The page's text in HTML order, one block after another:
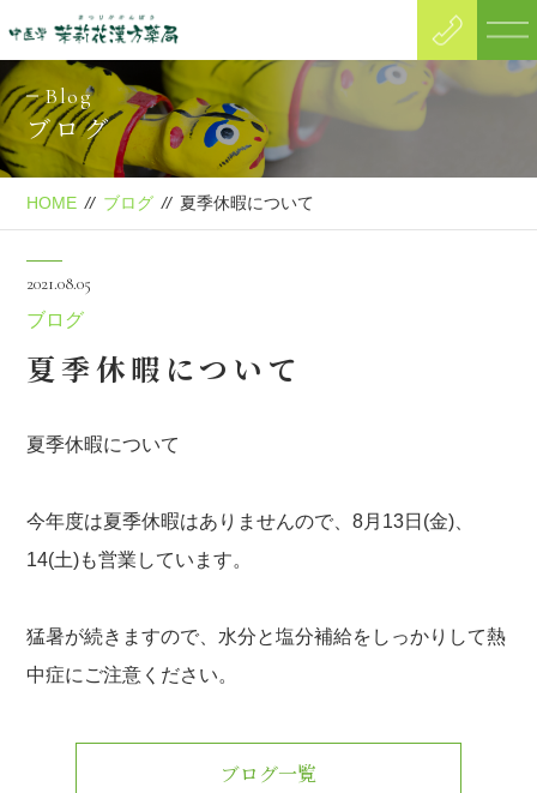
Blog
ブログ
HOME // ブログ // 夏季休暇について
2021.08.05
ブログ
夏季休暇について
夏季休暇について
今年度は夏季休暇はありませんので、8月13日(金)、
14(土)も営業しています。
猛暑が続きますので、水分と塩分補給をしっかりして熱
中症にご注意ください。
ブログ一覧